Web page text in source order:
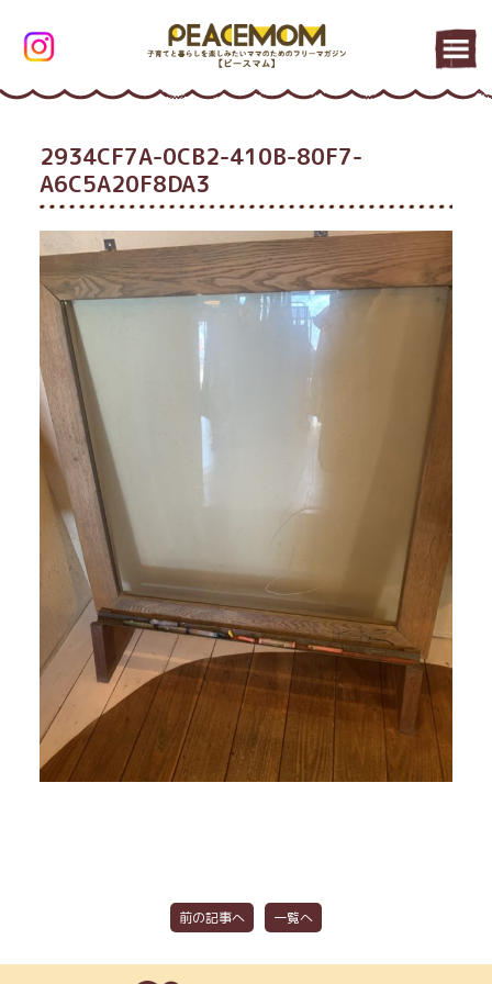
2934CF7A-0CB2-410B-80F7-
A6C5A20F8DA3
前の記事へ 一覧へ